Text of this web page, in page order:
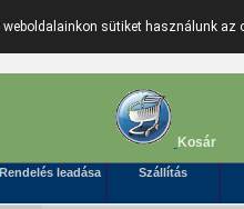
weboldalainkon sütiket használunk
Kosár
Rendelés leadása Szállítás